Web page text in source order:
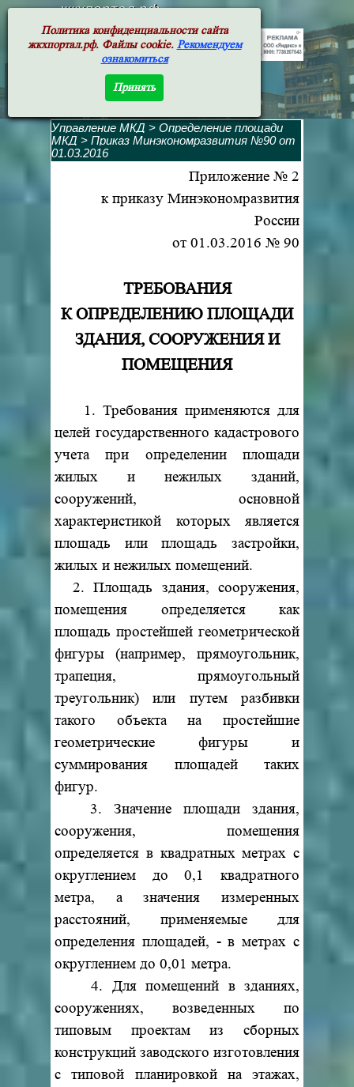
жкхпортал.рф
Управление МКД > Определение площади
МКД > Приказ Минэкономразвития №90 от
01.03.2016
Приложение № 2
к приказу Минэкономразвития
России
от 01.03.2016 № 90
ТРЕБОВАНИЯ
К ОПРЕДЕЛЕНИЮ ПЛОЩАДИ
ЗДАНИЯ, СООРУЖЕНИЯ И
ПОМЕЩЕНИЯ
1. Требования применяются для
целей государственного кадастрового
учета при определении площади
жилых и нежилых зданий,
сооружений, основной
характеристикой которых является
площадь или площадь застройки,
жилых и нежилых помещений.
2. Площадь здания, сооружения,
помещения определяется как
площадь простейшей геометрической
фигуры (например, прямоугольник,
трапеция, прямоугольный
треугольник) или путем разбивки
такого объекта на простейшие
геометрические фигуры и
суммирования площадей таких
фигур.
3. Значение площади здания,
сооружения, помещения
определяется в квадратных метрах с
округлением до 0,1 квадратного
метра, а значения измеренных
расстояний, применяемые для
определения площадей, - в метрах с
округлением до 0,01 метра.
4. Для помещений в зданиях,
сооружениях, возведенных по
типовым проектам из сборных
конструкций заводского изготовления
с типовой планировкой на этажах,
Политика конфиденциальности сайта
жкхпортал.рф. Файлы cookie. Рекомендуем
ознакомиться
Принять